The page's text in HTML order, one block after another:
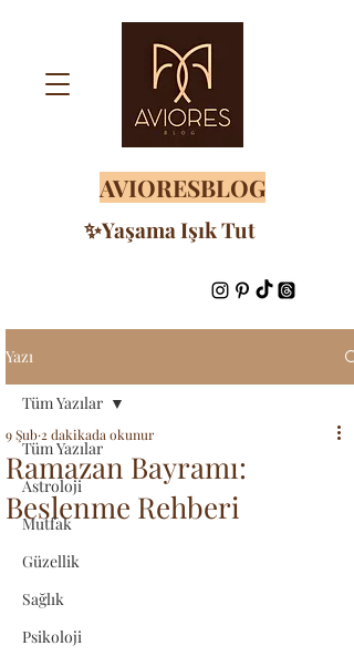
AVIORESBLOG
✨Yaşama Işık Tut
Yazı
Tüm Yazılar
Astroloji
Mutfak
Güzellik
Sağlık
Psikoloji
Tüm Yazılar
Ramazan Bayramı:
Beslenme Rehberi
9 Şub 2 dakikada okunur